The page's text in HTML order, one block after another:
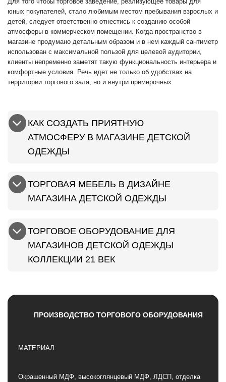
юных покупателей, стало любимым местом пребывания взрослых и
детей, следует ответственно отнестись к созданию особой
атмосферы в коммерческом помещении. Когда пространство в
магазине продумано детальным образом и в нем каждый сантиметр
использован с максимальной пользой для целевой аудитории,
клиенты непременно заметят такую функциональность интерьера и
комфортные условия. Речь идет не только об удобствах на
территории торгового зала, но и внутри примерочных.
КАК СОЗДАТЬ ПРИЯТНУЮ
АТМОСФЕРУ В МАГАЗИНЕ ДЕТСКОЙ
ОДЕЖДЫ
ТОРГОВАЯ МЕБЕЛЬ В ДИЗАЙНЕ
МАГАЗИНА ДЕТСКОЙ ОДЕЖДЫ
ТОРГОВОЕ ОБОРУДОВАНИЕ ДЛЯ
МАГАЗИНОВ ДЕТСКОЙ ОДЕЖДЫ
КОЛЛЕКЦИИ 21 ВЕК
ПРОИЗВОДСТВО ТОРГОВОГО ОБОРУДОВАНИЯ
МАТЕРИАЛ:
Окрашенный МДФ, высокоглянцевый МДФ, ЛДСП, отделка